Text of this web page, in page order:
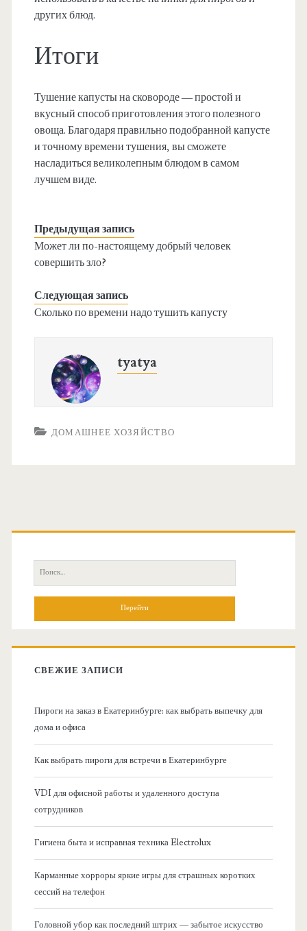
других блюд.
Итоги
Тушение капусты на сковороде — простой и
вкусный способ приготовления этого полезного
овоща. Благодаря правильно подобранной капусте
и точному времени тушения, вы сможете
насладиться великолепным блюдом в самом
лучшем виде.
Предыдущая запись
Может ли по-настоящему добрый человек
совершить зло?
Следующая запись
Сколько по времени надо тушить капусту
tyatya
ДОМАШНЕЕ ХОЗЯЙСТВО
О
П
о
:
СВЕЖИЕ ЗАПИСИ
Пироги на заказ в Екатеринбурге: как выбрать выпечку для
дома и офиса
Как выбрать пироги для встречи в Екатеринбурге
VDI для офисной работы и удаленного доступа
сотрудников
Гигиена быта и исправная техника Electrolux
Карманные хорроры яркие игры для страшных коротких
сессий на телефон
Головной убор как последний штрих — забытое искусство